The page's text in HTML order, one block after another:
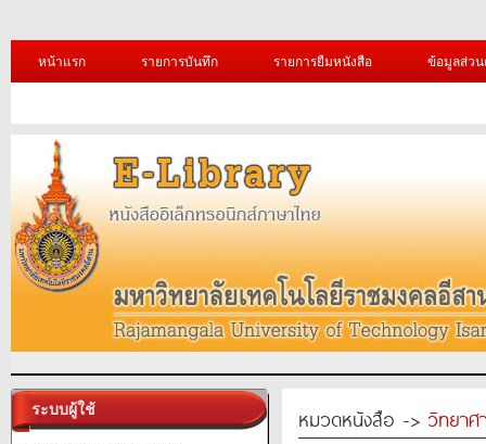
หน้าแรก รายการบันทึก รายการยืมหนังสือ ข้อมูลส่ว
ระบบผู้ใช้ หมวดหนังสือ -> วิทยาศ